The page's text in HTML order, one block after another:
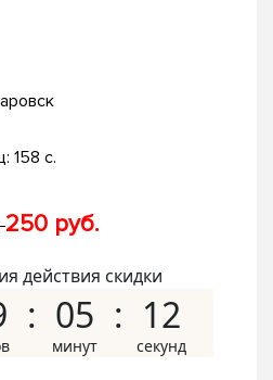
158 с.
250 руб.
действия скидки
05 11